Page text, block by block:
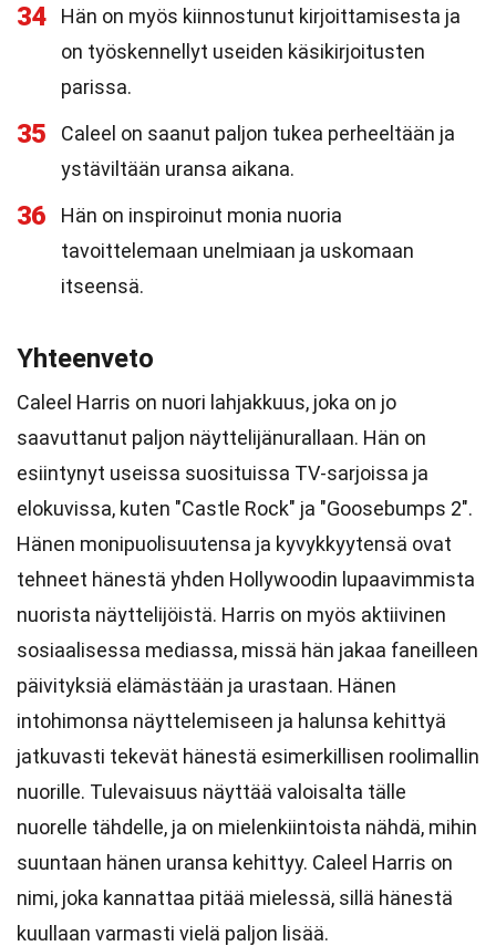
34
Hän on myös kiinnostunut kirjoittamisesta ja
on työskennellyt useiden käsikirjoitusten
parissa.
35
Caleel on saanut paljon tukea perheeltään ja
ystäviltään uransa aikana.
36
Hän on inspiroinut monia nuoria
tavoittelemaan unelmiaan ja uskomaan
itseensä.
Yhteenveto
Caleel Harris on nuori lahjakkuus, joka on jo
saavuttanut paljon näyttelijänurallaan. Hän on
esiintynyt useissa suosituissa TV-sarjoissa ja
elokuvissa, kuten "Castle Rock" ja "Goosebumps 2".
Hänen monipuolisuutensa ja kyvykkyytensä ovat
tehneet hänestä yhden Hollywoodin lupaavimmista
nuorista näyttelijöistä. Harris on myös aktiivinen
sosiaalisessa mediassa, missä hän jakaa faneilleen
päivityksiä elämästään ja urastaan. Hänen
intohimonsa näyttelemiseen ja halunsa kehittyä
jatkuvasti tekevät hänestä esimerkillisen roolimallin
nuorille. Tulevaisuus näyttää valoisalta tälle
nuorelle tähdelle, ja on mielenkiintoista nähdä, mihin
suuntaan hänen uransa kehittyy. Caleel Harris on
nimi, joka kannattaa pitää mielessä, sillä hänestä
kuullaan varmasti vielä paljon lisää.